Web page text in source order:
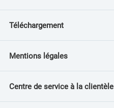
Téléchargement
Mentions légales
Centre de service à la clientèle